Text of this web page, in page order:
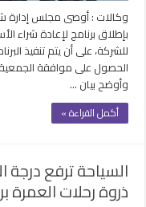
وكالات : أوصى مجلس إدارة
للشركة، على أن يتم تنفيذ
وأوضح بيان …
أكمل القراءة »
السياحة ترفع
ذروة رحلات العمرة